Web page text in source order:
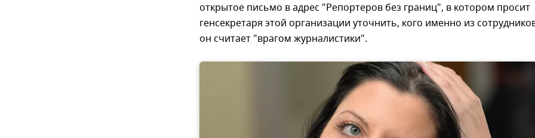
открытое письмо в адрес "Репортеров без границ", в котором просит
генсекретаря этой организации уточнить, кого именно из
он считает "врагом журналистики".